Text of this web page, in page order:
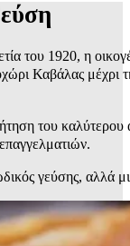
του 1920, η
Καβάλας μέχρι
του
γεύσης, αλλά